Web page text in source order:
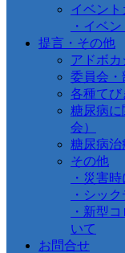
イベン
・イベ
提言・その他
アドボカ
委員会・
各種てび
糖尿病に
会）
糖尿病治
その他
・災害
・シッ
・新型
いて
お問合せ